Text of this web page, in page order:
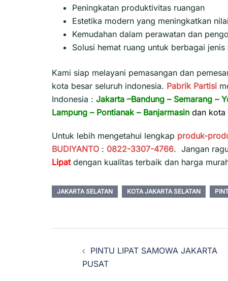
Peningkatan produktivitas ruangan
Estetika modern yang meningkatkan
Kemudahan dalam perawatan dan
Solusi hemat ruang untuk berbagai jenis
Kami siap melayani pemasangan dan
kota besar seluruh indonesia. Pabrik Partisi
Indonesia : Jakarta –Bandung – Semarang –
Lampung – Pontianak – Banjarmasin dan kota
Untuk lebih mengetahui lengkap produk-
BUDIYANTO : 0822-3307-4766. Jangan
Lipat dengan kualitas terbaik dan harga
JAKARTA SELATAN KOTA JAKARTA SELATAN
Navigasi
Tulisan
PINTU LIPAT SAMOWA JAKARTA
PUSAT